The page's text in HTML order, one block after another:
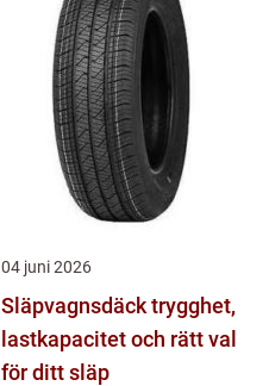
04 juni 2026
Släpvagnsdäck trygghet,
lastkapacitet och rätt val
för ditt släp